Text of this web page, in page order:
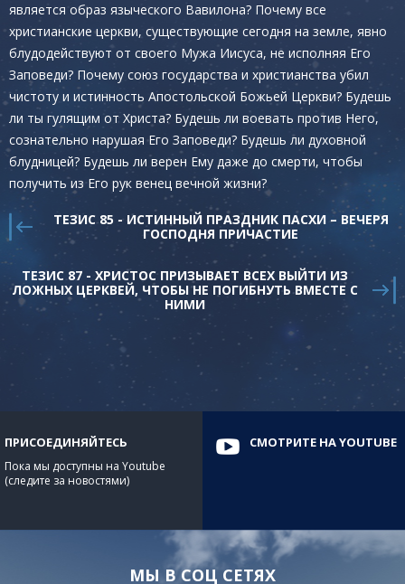
является образ языческого Вавилона? Почему все
христианские церкви, существующие сегодня на земле, явно
блудодействуют от своего Мужа Иисуса, не исполняя Его
Заповеди? Почему союз государства и христианства убил
чистоту и истинность Апостольской Божьей Церкви? Будешь
ли ты гулящим от Христа? Будешь ли воевать против Него,
сознательно нарушая Его Заповеди? Будешь ли духовной
блудницей? Будешь ли верен Ему даже до смерти, чтобы
получить из Его рук венец вечной жизни?
ТЕЗИС 85 - ИСТИННЫЙ ПРАЗДНИК ПАСХИ – ВЕЧЕРЯ
ГОСПОДНЯ ПРИЧАСТИЕ
ТЕЗИС 87 - ХРИСТОС ПРИЗЫВАЕТ ВСЕХ ВЫЙТИ ИЗ
ЛОЖНЫХ ЦЕРКВЕЙ, ЧТОБЫ НЕ ПОГИБНУТЬ ВМЕСТЕ С
НИМИ
ПРИСОЕДИНЯЙТЕСЬ
Пока мы доступны на Youtube
(следите за новостями)
СМОТРИТЕ НА YOUTUBE
МЫ В СОЦ СЕТЯХ